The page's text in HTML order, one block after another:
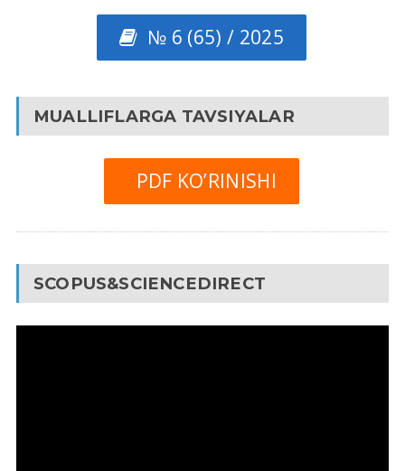
№ 6 (65) / 2025
MUALLIFLARGA TAVSIYALAR
PDF KO’RINISHI
SCOPUS&SCIENCEDIRECT